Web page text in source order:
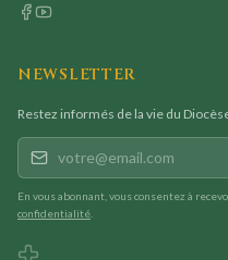
NEWSLETTER
Restez informés de la vie du
En vous abonnant, vous consentez à
confidentialité